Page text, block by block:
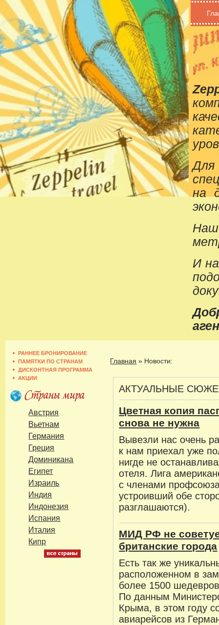
на
И
РАННЕЕ БРОНИРОВАНИЕ
ПАМЯТКИ ПО СТРАНАМ
ДИСКОНТНАЯ ПРОГРАММА
АКЦИИ
Австрия
Вьетнам
Германия
Греция
Доминикана
Египет
Израиль
Индия
Индонезия
Испания
Италия
Кипр
Главная » Новости:
АКТУАЛЬНЫЕ
Цветная копия
снова не нужна
Вывезли нас очень
к нам приехал уже
нигде не
отеля. Лига
с членами
устроивший обе
разглашаются).
МИД РФ не
британские города
Есть так же
расположенном в
более 1500 шедевров
По данным
Крыма, в этом году
авиарейсов из